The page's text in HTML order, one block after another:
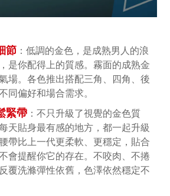
節 ：低調的金色，是成熟男人的浪
是你配得上的質感。霧面的成熟金
場。各色推出搭配三角、四角、後
同偏好和場合需求。
緊帶 ：不只升級了視覺的金色質
天貼身最有感的地方，都一起升級
帶比上一代更柔軟、更穩定，貼合
會提醒你它的存在。不咬肉、不捲
覆洗滌彈性依舊，色澤依然穩定不